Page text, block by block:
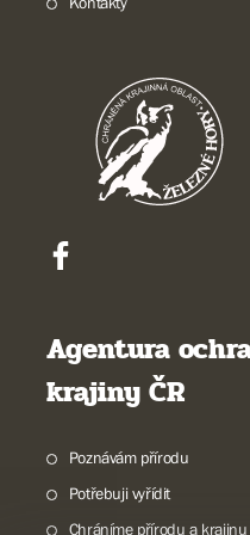
Agentura
krajiny ČR
Poznávám přírodu
Potřebuji vyřídit
Chráníme přírodu a krajinu